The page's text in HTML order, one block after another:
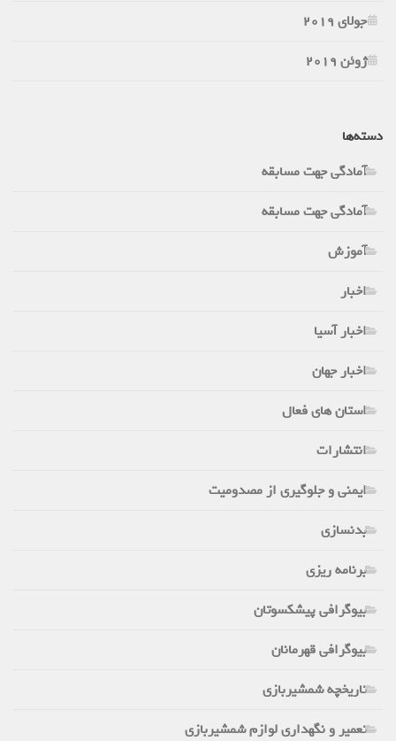
جولای 2019
ژوئن 2019
دسته‌ها
آمادگی جهت مسابقه
آمادگی جهت مسابقه
آموزش
اخبار
اخبار آسیا
اخبار جهان
استان های فعال
انتشارات
ایمنی و جلوگیری از مصدومیت
بدنسازی
برنامه ریزی
بیوگرافی پیشکسوتان
بیوگرافی قهرمانان
تاریخچه شمشیربازی
تعمیر و نگهداری لوازم شمشیربازی